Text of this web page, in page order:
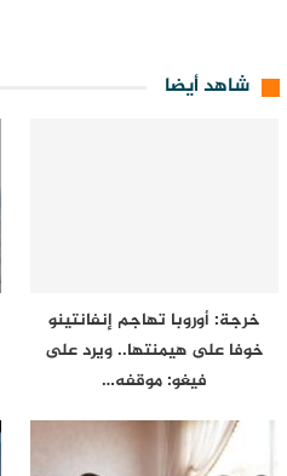
شاهد أيضا
خرجة: أوروبا تهاجم إنفانتينو
خوفا على هيمنتها.. ويرد على
فيغو: موقفه…